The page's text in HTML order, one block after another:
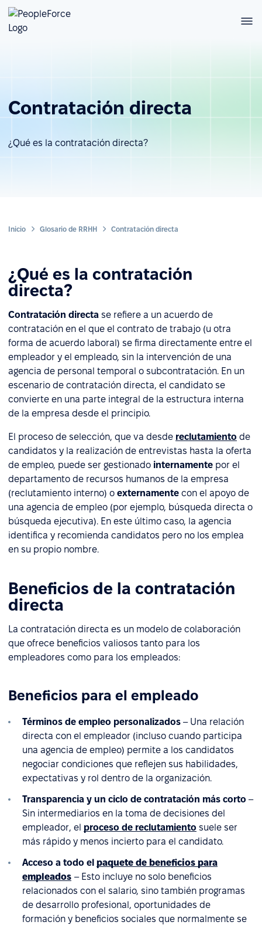
Contratación directa
¿Qué es la contratación directa?
Inicio Glosario de RRHH Contratación directa
¿Qué es la contratación
directa?
Contratación directa se refiere a un acuerdo de
contratación en el que el contrato de trabajo (u otra
forma de acuerdo laboral) se firma directamente entre el
empleador y el empleado, sin la intervención de una
agencia de personal temporal o subcontratación. En un
escenario de contratación directa, el candidato se
convierte en una parte integral de la estructura interna
de la empresa desde el principio.
El proceso de selección, que va desde reclutamiento de
candidatos y la realización de entrevistas hasta la oferta
de empleo, puede ser gestionado internamente por el
departamento de recursos humanos de la empresa
(reclutamiento interno) o externamente con el apoyo de
una agencia de empleo (por ejemplo, búsqueda directa o
búsqueda ejecutiva). En este último caso, la agencia
identifica y recomienda candidatos pero no los emplea
en su propio nombre.
Beneficios de la contratación
directa
La contratación directa es un modelo de colaboración
que ofrece beneficios valiosos tanto para los
empleadores como para los empleados:
Beneficios para el empleado
Términos de empleo personalizados – Una relación
directa con el empleador (incluso cuando participa
una agencia de empleo) permite a los candidatos
negociar condiciones que reflejen sus habilidades,
expectativas y rol dentro de la organización.
Transparencia y un ciclo de contratación más corto –
Sin intermediarios en la toma de decisiones del
empleador, el proceso de reclutamiento suele ser
más rápido y menos incierto para el candidato.
Acceso a todo el paquete de beneficios para
empleados – Esto incluye no solo beneficios
relacionados con el salario, sino también programas
de desarrollo profesional, oportunidades de
formación y beneficios sociales que normalmente se